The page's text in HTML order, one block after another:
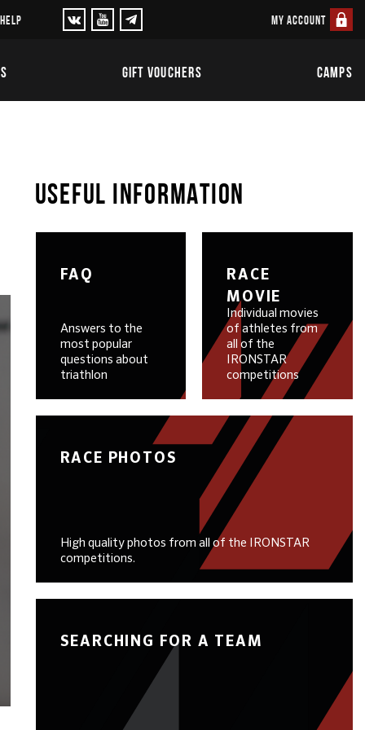
MY ACCOUNT
GIFT VOUCHERS CAMPS
USEFUL INFORMATION
FAQ
Answers to the
most popular
questions about
triathlon
RACE
MOVIE
Individual movies
of athletes from
all of the
IRONSTAR
competitions
RACE PHOTOS
High quality photos from all of the IRONSTAR
competitions.
SEARCHING FOR A TEAM